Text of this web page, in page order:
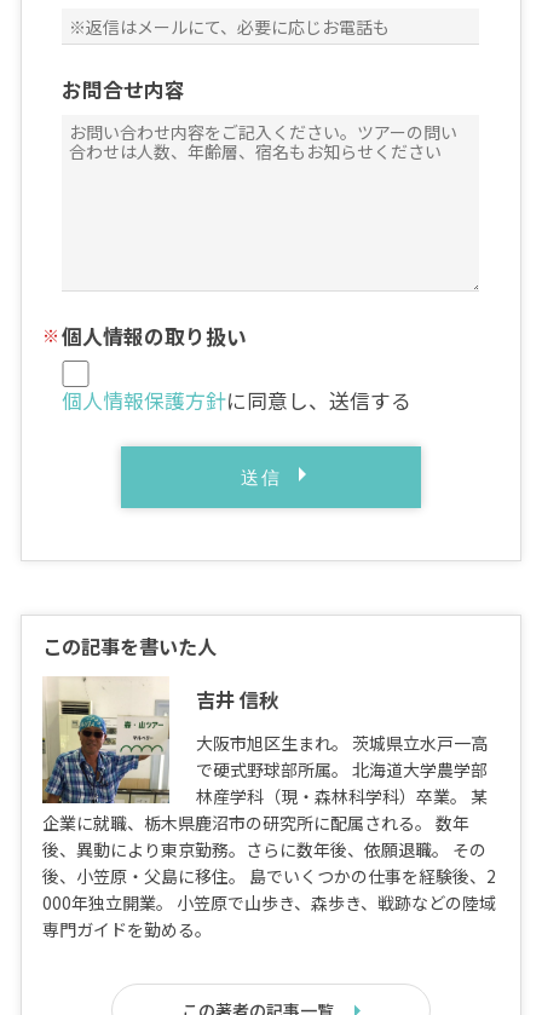
お問合せ内容
個人情報の取り扱い
個人情報保護方針に同意し、送信する
この記事を書いた人
吉井 信秋
大阪市旭区生まれ。 茨城県立水戸一高
で硬式野球部所属。 北海道大学農学部
林産学科（現・森林科学科）卒業。 某
企業に就職、栃木県鹿沼市の研究所に配属される。 数年
後、異動により東京勤務。さらに数年後、依願退職。 その
後、小笠原・父島に移住。 島でいくつかの仕事を経験後、2
000年独立開業。 小笠原で山歩き、森歩き、戦跡などの陸域
専門ガイドを勤める。